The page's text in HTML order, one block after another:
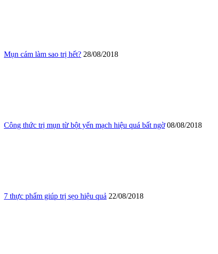
Mụn cám làm sao trị hết? 28/08/2018
Công thức trị mụn từ bột yến mạch hiệu quá bất ngờ 08/08/2018
7 thực phẩm giúp trị sẹo hiệu quả 22/08/2018